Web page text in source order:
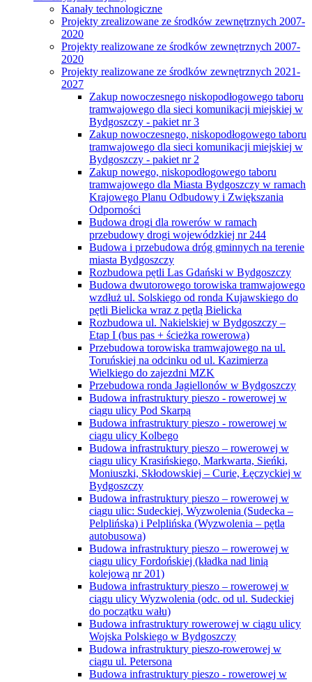
Kanały technologiczne
Projekty zrealizowane ze środków zewnętrznych 2007-
2020
Projekty realizowane ze środków zewnętrznych 2007-
2020
Projekty realizowane ze środków zewnętrznych 2021-
2027
Zakup nowoczesnego niskopodłogowego taboru
tramwajowego dla sieci komunikacji miejskiej w
Bydgoszczy - pakiet nr 3
Zakup nowoczesnego, niskopodłogowego taboru
tramwajowego dla sieci komunikacji miejskiej w
Bydgoszczy - pakiet nr 2
Zakup nowego, niskopodłogowego taboru
tramwajowego dla Miasta Bydgoszczy w ramach
Krajowego Planu Odbudowy i Zwiększania
Odporności
Budowa drogi dla rowerów w ramach
przebudowy drogi wojewódzkiej nr 244
Budowa i przebudowa dróg gminnych na terenie
miasta Bydgoszczy
Rozbudowa pętli Las Gdański w Bydgoszczy
Budowa dwutorowego torowiska tramwajowego
wzdłuż ul. Solskiego od ronda Kujawskiego do
pętli Bielicka wraz z pętlą Bielicka
Rozbudowa ul. Nakielskiej w Bydgoszczy –
Etap I (bus pas + ścieżka rowerowa)
Przebudowa torowiska tramwajowego na ul.
Toruńskiej na odcinku od ul. Kazimierza
Wielkiego do zajezdni MZK
Przebudowa ronda Jagiellonów w Bydgoszczy
Budowa infrastruktury pieszo - rowerowej w
ciągu ulicy Pod Skarpą
Budowa infrastruktury pieszo - rowerowej w
ciągu ulicy Kolbego
Budowa infrastruktury pieszo – rowerowej w
ciągu ulicy Krasińskiego, Markwarta, Sieńki,
Moniuszki, Skłodowskiej – Curie, Łęczyckiej w
Bydgoszczy
Budowa infrastruktury pieszo – rowerowej w
ciągu ulic: Sudeckiej, Wyzwolenia (Sudecka –
Pelplińska) i Pelplińska (Wyzwolenia – pętla
autobusowa)
Budowa infrastruktury pieszo – rowerowej w
ciągu ulicy Fordońskiej (kładka nad linią
kolejową nr 201)
Budowa infrastruktury pieszo – rowerowej w
ciągu ulicy Wyzwolenia (odc. od ul. Sudeckiej
do początku wału)
Budowa infrastruktury rowerowej w ciągu ulicy
Wojska Polskiego w Bydgoszczy
Budowa infrastruktury pieszo-rowerowej w
ciągu ul. Petersona
Budowa infrastruktury pieszo - rowerowej w